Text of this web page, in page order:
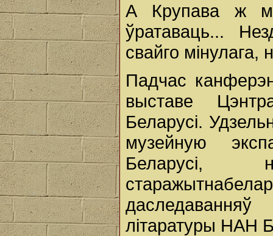
А Крупава ж
ўратаваць...
свайго мінулага,
Падчас
выставе
Беларусі.
музейную
Беларусі,
літаратуры НАН